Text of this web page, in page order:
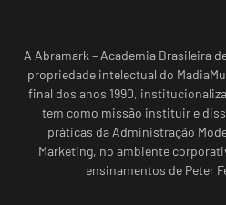
A Abramark – Academia Brasileira
propriedade intelectual do
final dos anos 1990,
tem como missão instituir e
práticas da Administração
Marketing, no ambiente
ensinamentos de Peter